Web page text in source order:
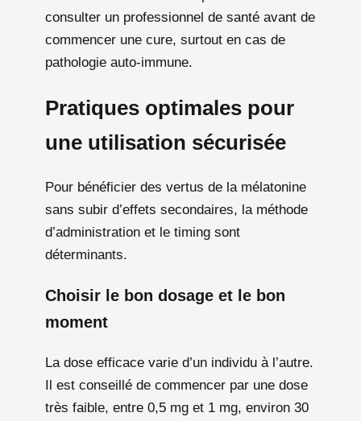
consulter un professionnel de santé avant de
commencer une cure, surtout en cas de
pathologie auto-immune.
Pratiques optimales pour
une utilisation sécurisée
Pour bénéficier des vertus de la mélatonine
sans subir d’effets secondaires, la méthode
d’administration et le timing sont
déterminants.
Choisir le bon dosage et le bon
moment
La dose efficace varie d’un individu à l’autre.
Il est conseillé de commencer par une dose
très faible, entre 0,5 mg et 1 mg, environ 30